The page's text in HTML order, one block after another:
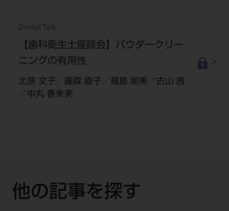
Dental Talk
【歯科衛生士座談会】パウダークリー
ニングの有用性
北原 文子／藤森 直子／福島 朋美／古山 茜
／中丸 香朱美
他の記事を探す